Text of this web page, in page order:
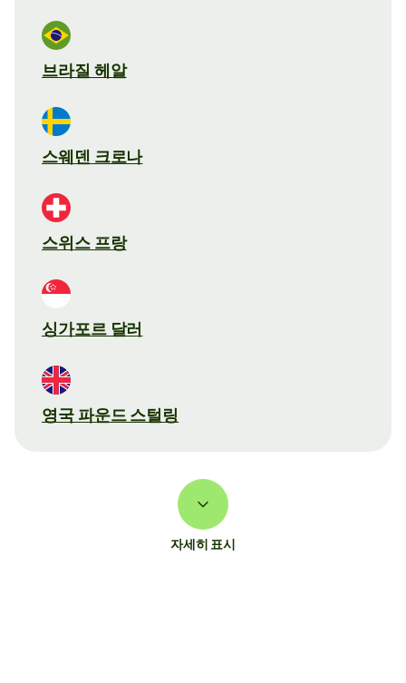
브라질 헤알
스웨덴 크로나
스위스 프랑
싱가포르 달러
영국 파운드 스털링
자세히 표시